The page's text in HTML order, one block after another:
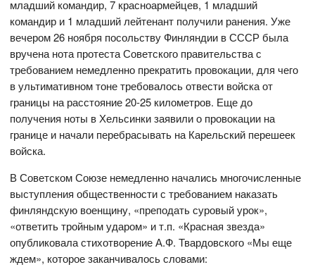
младший командир, 7 красноармейцев, 1 младший
командир и 1 младший лейтенант получили ранения. Уже
вечером 26 ноября посольству Финляндии в СССР была
вручена нота протеста Советского правительства с
требованием немедленно прекратить провокации, для чего
в ультимативном тоне требовалось отвести войска от
границы на расстояние 20-25 километров. Еще до
получения ноты в Хельсинки заявили о провокации на
границе и начали перебрасывать на Карельский перешеек
войска.
В Советском Союзе немедленно начались многочисленные
выступления общественности с требованием наказать
финляндскую военщину, «преподать суровый урок»,
«ответить тройным ударом» и т.п. «Красная звезда»
опубликовала стихотворение А.Ф. Твардовского «Мы еще
ждем», которое заканчивалось словами: